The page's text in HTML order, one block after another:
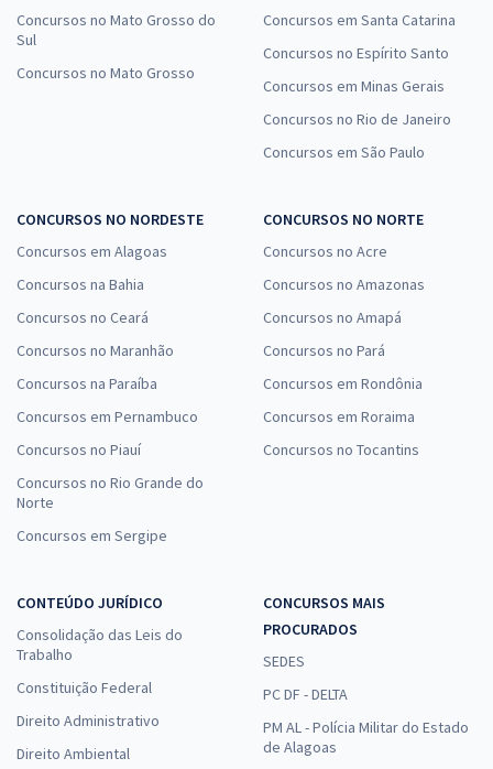
Concursos no Mato Grosso do
Sul
Concursos no Mato Grosso
Concursos em Santa Catarina
Concursos no Espírito Santo
Concursos em Minas Gerais
Concursos no Rio de Janeiro
Concursos em São Paulo
CONCURSOS NO NORDESTE
Concursos em Alagoas
Concursos na Bahia
Concursos no Ceará
Concursos no Maranhão
Concursos na Paraíba
Concursos em Pernambuco
Concursos no Piauí
Concursos no Rio Grande do
Norte
Concursos em Sergipe
CONCURSOS NO NORTE
Concursos no Acre
Concursos no Amazonas
Concursos no Amapá
Concursos no Pará
Concursos em Rondônia
Concursos em Roraima
Concursos no Tocantins
CONTEÚDO JURÍDICO
Consolidação das Leis do
Trabalho
Constituição Federal
Direito Administrativo
Direito Ambiental
CONCURSOS MAIS
PROCURADOS
SEDES
PC DF - DELTA
PM AL - Polícia Militar do Estado
de Alagoas